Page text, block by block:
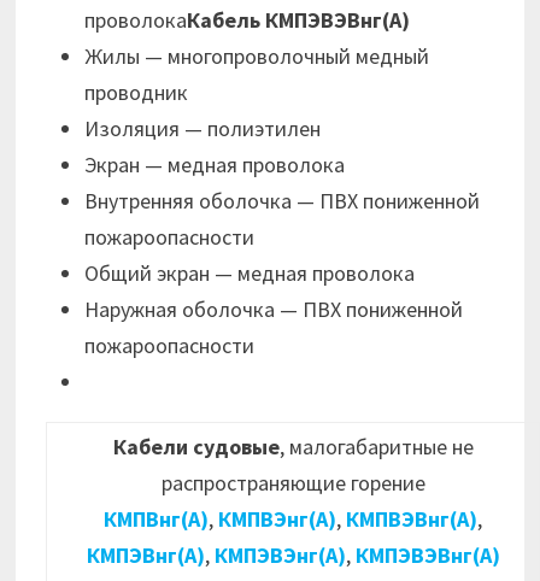
проволокаКабель КМПЭВЭВнг(А)
Жилы — многопроволочный медный
проводник
Изоляция — полиэтилен
Экран — медная проволока
Внутренняя оболочка — ПВХ пониженной
пожароопасности
Общий экран — медная проволока
Наружная оболочка — ПВХ пониженной
пожароопасности
Кабели судовые, малогабаритные не
распространяющие горение
КМПВнг(А), КМПВЭнг(А), КМПВЭВнг(А),
КМПЭВнг(А), КМПЭВЭнг(А), КМПЭВЭВнг(А)